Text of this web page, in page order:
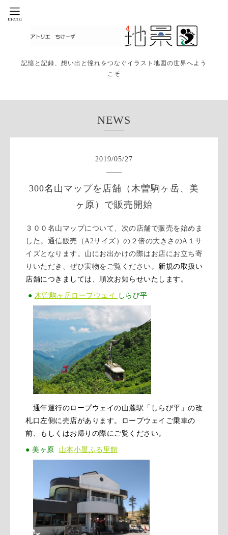
記憶と記録、想い出と憧れをつなぐイラスト地図の世界へよう
こそ
NEWS
2019/05/27
300名山マップを店舗（木曽駒ヶ岳、美
ヶ原）で販売開始
３００名山マップについて、次の店舗で販売を始めま
した。通信販売（A2サイズ）の２倍の大きさのA１サ
イズとなります。山にお出かけの際はお店にお立ち寄
りいただき、ぜひ実物をご覧ください。 新規の取扱い
店舗につきましては、順次お知らせいたします。
● 木曽駒ヶ岳ロープウェイ しらび平
通年運行のロープウェイの山麓駅「しらび平」の改
札口左側に売店があります。ロープウェイご乗車の
前、もしくはお帰りの際にご覧ください。
● 美ヶ原 山本小屋ふる里館